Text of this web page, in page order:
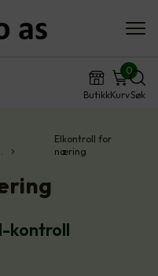
ButikkKurv
0
Søk
Elkontroll for
næring
kontroll